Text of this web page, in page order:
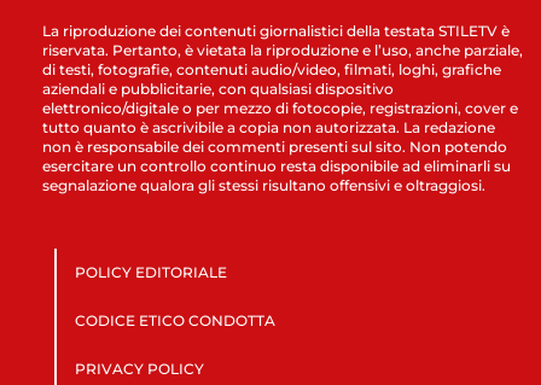
La riproduzione dei contenuti giornalistici della testata STILETV è
riservata. Pertanto, è vietata la riproduzione e l’uso, anche parziale,
di testi, fotografie, contenuti audio/video, filmati, loghi, grafiche
aziendali e pubblicitarie, con qualsiasi dispositivo
elettronico/digitale o per mezzo di fotocopie, registrazioni, cover e
tutto quanto è ascrivibile a copia non autorizzata. La redazione
non è responsabile dei commenti presenti sul sito. Non potendo
esercitare un controllo continuo resta disponibile ad eliminarli su
segnalazione qualora gli stessi risultano offensivi e oltraggiosi.
POLICY EDITORIALE
CODICE ETICO CONDOTTA
PRIVACY POLICY